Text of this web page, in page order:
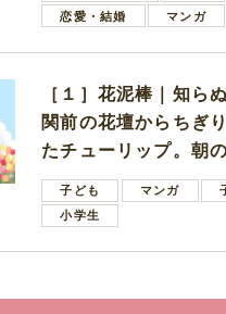
恋愛・結婚
マンガ
［１］花泥棒｜知ら
関前の花壇からちぎ
たチューリップ。朝
を奪われたショック
子ども マンガ
小学生